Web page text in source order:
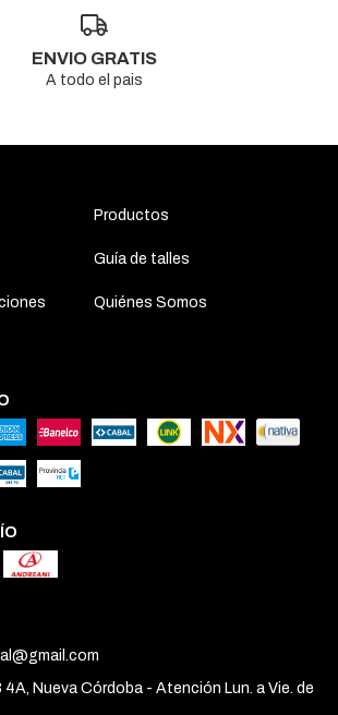
ENVIO GRATIS
A todo el pais
Productos
Guía de talles
Quiénes Somos
Nueva Córdoba - Atención Lun. a Vie. de